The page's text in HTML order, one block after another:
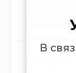
40002007
24 000,41
В